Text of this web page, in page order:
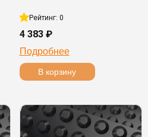
Рейтинг: 0
4 383 ₽
Подробнее
В корзину